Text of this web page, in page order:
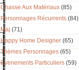
Chasse Aux Matériaux (85)
Personnages Récurrents (84)
Maj (71)
Happy Home Designer (65)
Thèmes Personnages (65)
Evenements Particuliers (59)